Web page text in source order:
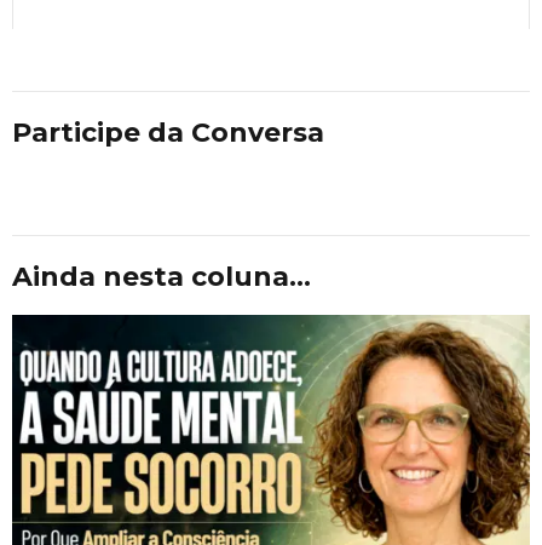
Participe da Conversa
Ainda nesta coluna...